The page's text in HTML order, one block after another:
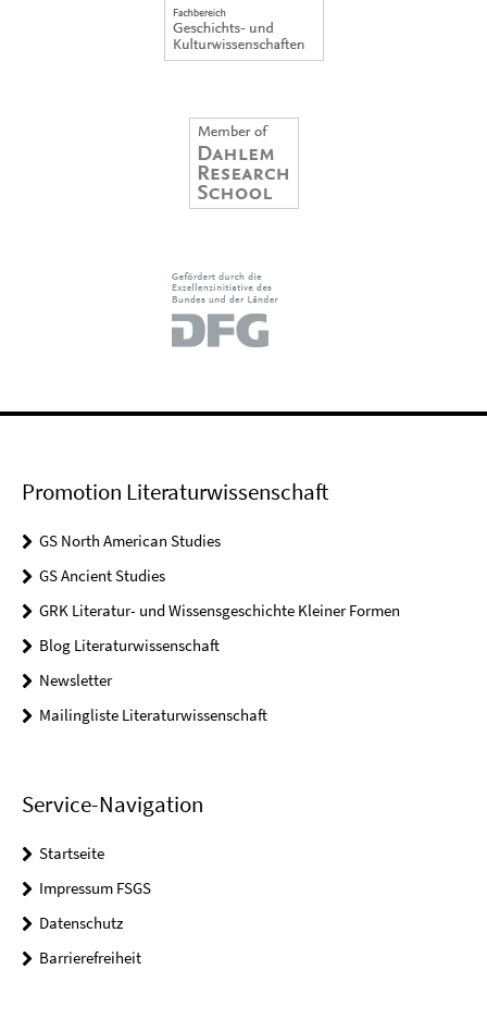
Promotion Literaturwissenschaft
GS North American Studies
GS Ancient Studies
GRK Literatur- und Wissensgeschichte Kleiner Formen
Blog Literaturwissenschaft
Newsletter
Mailingliste Literaturwissenschaft
Service-Navigation
Startseite
Impressum FSGS
Datenschutz
Barrierefreiheit